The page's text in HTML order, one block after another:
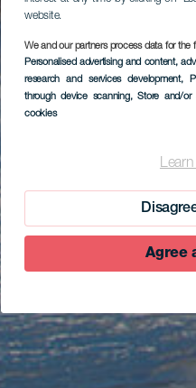
website.
We and our partners process data for the
Personalised advertising and content,
research and services development,
through device scanning, Store and/or
cookies
Agree